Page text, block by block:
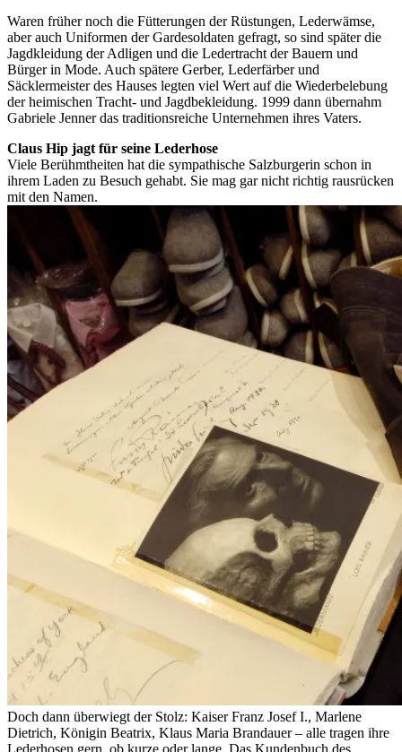
Waren früher noch die Fütterungen der Rüstungen, Lederwämse,
aber auch Uniformen der Gardesoldaten gefragt, so sind später die
Jagdkleidung der Adligen und die Ledertracht der Bauern und
Bürger in Mode. Auch spätere Gerber, Lederfärber und
Säcklermeister des Hauses legten viel Wert auf die Wiederbelebung
der heimischen Tracht- und Jagdbekleidung. 1999 dann übernahm
Gabriele Jenner das traditionsreiche Unternehmen ihres Vaters.
Claus Hip jagt für seine Lederhose
Viele Berühmtheiten hat die sympathische Salzburgerin schon in
ihrem Laden zu Besuch gehabt. Sie mag gar nicht richtig rausrücken
mit den Namen.
Doch dann überwiegt der Stolz: Kaiser Franz Josef I., Marlene
Dietrich, Königin Beatrix, Klaus Maria Brandauer – alle tragen ihre